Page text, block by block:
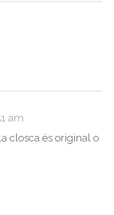
am
closca és original o